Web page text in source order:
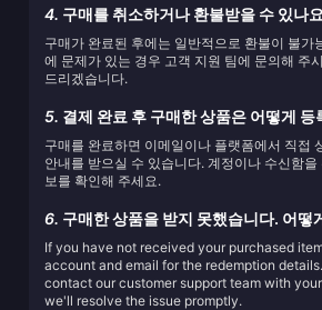
4. 구매를 취소하거나 환불받을 수 있나
구매가 완료된 후에는 일반적으로 환불이 불가
에 문제가 있는 경우 고객 지원 팀에 문의해 주
드리겠습니다.
5. 결제 완료 후 구매한 상품은 어떻게 등
구매를 완료하면 이메일이나 플랫폼에서 직접
안내를 받으실 수 있습니다. 계정이나 수신함
보를 확인해 주세요.
6. 구매한 상품을 받지 못했습니다. 어떻
If you have not received your purchased
account and email for the redemption
contact our customer support team with
we'll resolve the issue promptly.